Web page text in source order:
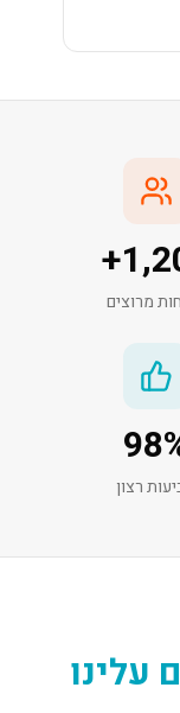
+
מרוצים
98
רצון
עלינו